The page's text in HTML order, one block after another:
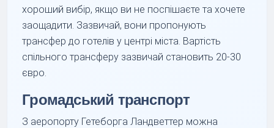
хороший вибір, якщо ви не поспішаєте та хочете
заощадити. Зазвичай, вони пропонують
трансфер до готелів у центрі міста. Вартість
спільного трансферу зазвичай становить 20-30
євро.
Громадський транспорт
З аеропорту Гетеборга Ландветтер можна